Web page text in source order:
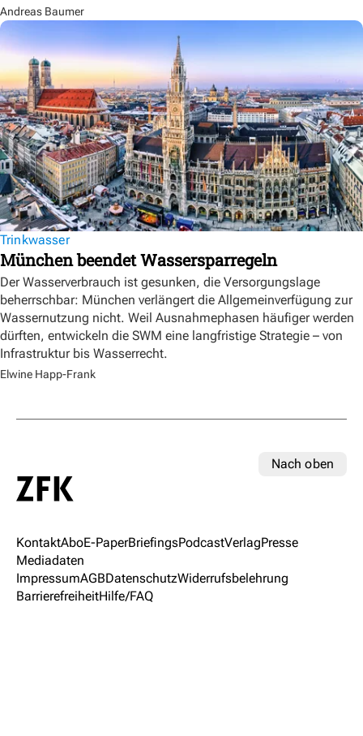
Andreas Baumer
Trinkwasser
München beendet Wassersparregeln
Der Wasserverbrauch ist gesunken, die Versorgungslage
beherrschbar: München verlängert die Allgemeinverfügung zur
Wassernutzung nicht. Weil Ausnahmephasen häufiger werden
dürften, entwickeln die SWM eine langfristige Strategie – von
Infrastruktur bis Wasserrecht.
Elwine Happ-Frank
Nach oben
KontaktAboE-PaperBriefingsPodcastVerlagPresse
Mediadaten
ImpressumAGBDatenschutzWiderrufsbelehrung
BarrierefreiheitHilfe/FAQ